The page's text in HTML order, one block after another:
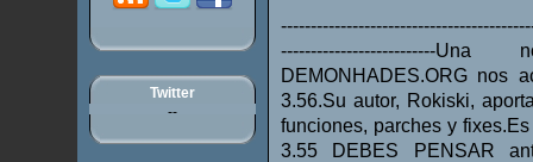
--------------------------
DEMONHADES.ORG nos
3.56.Su autor, Rokiski,
funciones, parches y
3.55 DEBES PENSAR
Twitter
--